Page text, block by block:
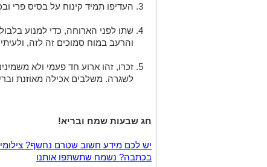
העדיפו תמיד קינוח על בסיס פרי
שתו לפני הארוחה, כדי למנוע
והרעב במוח סמוכים זה לזה,
זכרו, זהו ארוע חד פעמי ולא
לשגרה. משלבים אכילה מאוזנת
חג שבעות שמח ובריא!
יש לכם מידע חשוב שטרם נחשף?
בכתבה? נשמח שתשתפו אותנו